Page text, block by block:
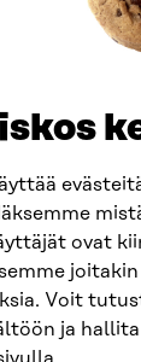
ovat
Voit
ja